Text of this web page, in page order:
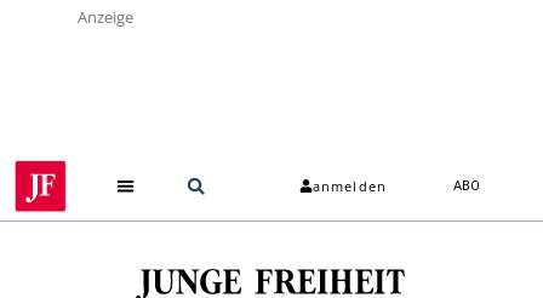
Anzeige
anmelden ABO